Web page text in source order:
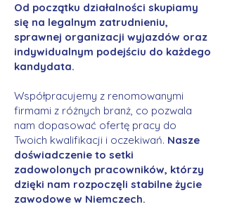
Od początku działalności skupiamy
się na legalnym zatrudnieniu,
sprawnej organizacji wyjazdów oraz
indywidualnym podejściu do każdego
kandydata.
Współpracujemy z renomowanymi
firmami z różnych branż, co pozwala
nam dopasować ofertę pracy do
Twoich kwalifikacji i oczekiwań. Nasze
doświadczenie to setki
zadowolonych pracowników, którzy
dzięki nam rozpoczęli stabilne życie
zawodowe w Niemczech.